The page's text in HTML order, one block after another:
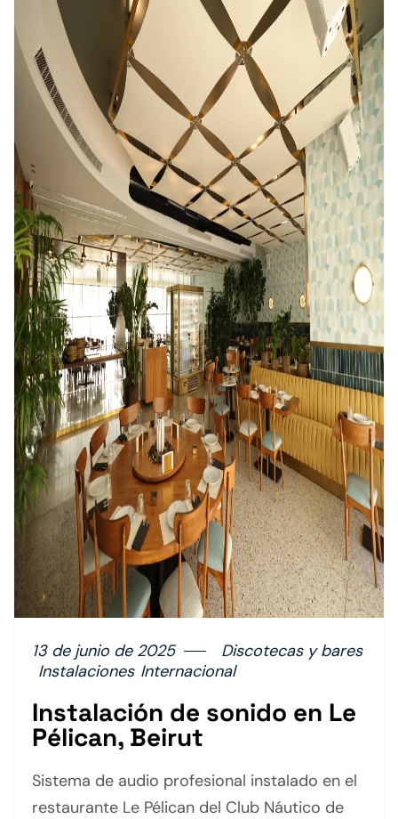
13 de junio de 2025
Discotecas y bares
Instalaciones Internacional
Instalación de sonido en Le
Pélican, Beirut
Sistema de audio profesional instalado en el
restaurante Le Pélican del Club Náutico de